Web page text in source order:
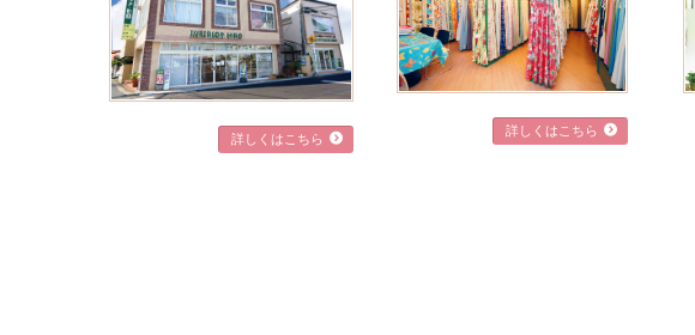
詳しくはこちら
詳しくはこちら